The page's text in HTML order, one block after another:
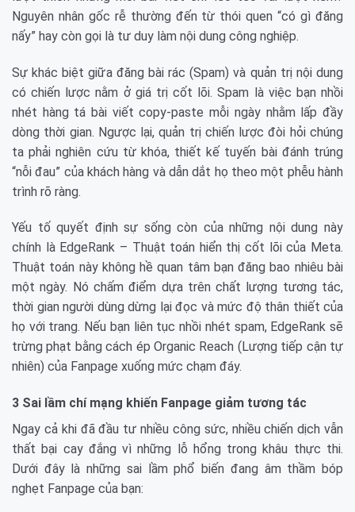
Nguyên nhân gốc rễ thường đến từ thói quen “có gì đăng
nấy” hay còn gọi là tư duy làm nội dung công nghiệp.
Sự khác biệt giữa đăng bài rác (Spam) và quản trị nội dung
có chiến lược nằm ở giá trị cốt lõi. Spam là việc bạn nhồi
nhét hàng tá bài viết copy-paste mỗi ngày nhằm lấp đầy
dòng thời gian. Ngược lại, quản trị chiến lược đòi hỏi chúng
ta phải nghiên cứu từ khóa, thiết kế tuyến bài đánh trúng
“nỗi đau” của khách hàng và dẫn dắt họ theo một phễu hành
trình rõ ràng.
Yếu tố quyết định sự sống còn của những nội dung này
chính là EdgeRank – Thuật toán hiển thị cốt lõi của Meta.
Thuật toán này không hề quan tâm bạn đăng bao nhiêu bài
một ngày. Nó chấm điểm dựa trên chất lượng tương tác,
thời gian người dùng dừng lại đọc và mức độ thân thiết của
họ với trang. Nếu bạn liên tục nhồi nhét spam, EdgeRank sẽ
trừng phạt bằng cách ép Organic Reach (Lượng tiếp cận tự
nhiên) của Fanpage xuống mức chạm đáy.
3 Sai lầm chí mạng khiến Fanpage giảm tương tác
Ngay cả khi đã đầu tư nhiều công sức, nhiều chiến dịch vẫn
thất bại cay đắng vì những lỗ hổng trong khâu thực thi.
Dưới đây là những sai lầm phổ biến đang âm thầm bóp
nghẹt Fanpage của bạn: